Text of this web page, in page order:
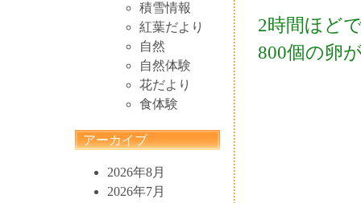
積雪情報
紅葉だより
自然
自然体験
花だより
食体験
アーカイブ
2026年8月
2026年7月
2時間ほど
800個の卵